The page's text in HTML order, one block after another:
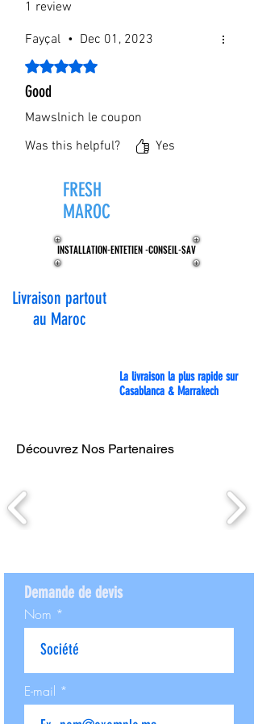
pour tous les amateurs de cocktails et de
ménage.
1 review
Fayçal • Dec 01, 2023
Rated 5 out of 5 stars.
Good
Mawslnich le coupon
Was this helpful?
Yes
FRESH
MAROC
INSTALLATION-ENTETIEN -CONSEIL-SAV
INSTALLATION-ENTETIEN -CONSEIL-SAV
Livraison partout
au Maroc
La livraison la plus rapide sur
Casablanca & Marrakech
Découvrez Nos Partenaires
Demande de devis
Nom
E-mail